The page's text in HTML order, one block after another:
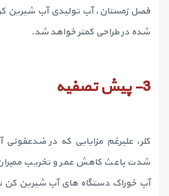
فصل زمستان، آب تولیدی آب شیرین کن
شده در طراحی کمتر خواهد شد.
3- پیش تصفیه
کلر، علیرغم مزایایی که در
شدت باعث کاهش عمر و تخریب
آب خوراک دستگاه های آب شیرین